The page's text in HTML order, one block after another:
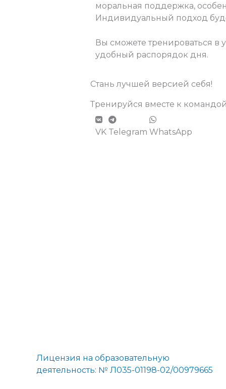
моральная поддержка,
Индивидуальный подход
Вы сможете тренироваться в
удобный распорядок дня.
Стань лучшей версией себя!
Тренируйся вместе к
VK Telegram WhatsApp
Лицензия на образовательную
деятельность: № Л035-01198-02/00979665